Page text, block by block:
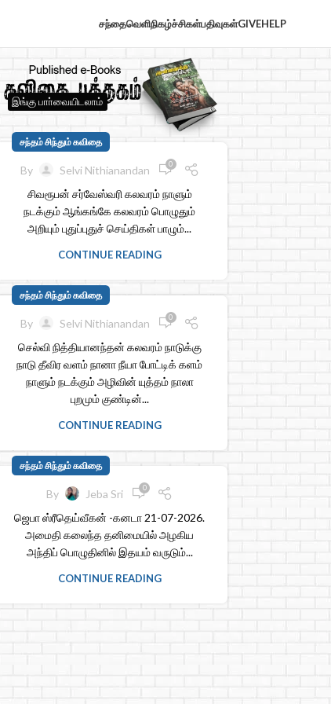
சந்தைவெளிநிகழ்ச்சிகள்பதிவுகள்GIVEHELP
இங்கு பாா்வையிடலாம்
சந்தம் சிந்தும் கவிதை
By Selvi Nithianandan 0
சிவரூபன் சர்வேஸ்வரி கலவரம் நாளும்
நடக்கும் ஆங்கங்கே கலவரம் பொழுதும்
அறியும் புதுப்புதுச் செய்திகள் பாழும்...
CONTINUE READING
சந்தம் சிந்தும் கவிதை
By Selvi Nithianandan 0
செல்வி நித்தியானந்தன் கலவரம் நாடுக்கு
நாடு தீவிர வளம் நானா நீயா போட்டிக் களம்
நாளும் நடக்கும் அழிவின் யுத்தம் நாலா
புறமும் குண்டின்...
CONTINUE READING
சந்தம் சிந்தும் கவிதை
By Jeba Sri 0
ஜெபா ஸ்ரீதெய்வீகன் -கனடா 21-07-2026.
அமைதி கலைந்த தனிமையில் அழகிய
அந்திப் பொழுதினில் இதயம் வருடும்...
CONTINUE READING